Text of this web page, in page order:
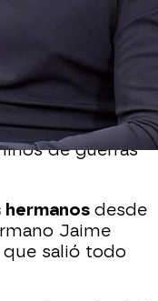
el plató de
que está
Ángeles
la muerte del
penaque no
de guerras
hermanos desde
Jaime
salió todo